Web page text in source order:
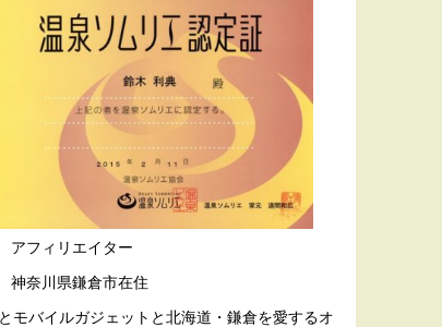
アフィリエイター
神奈川県鎌倉市在住
モバイルガジェットと北海道・鎌倉を愛するオ